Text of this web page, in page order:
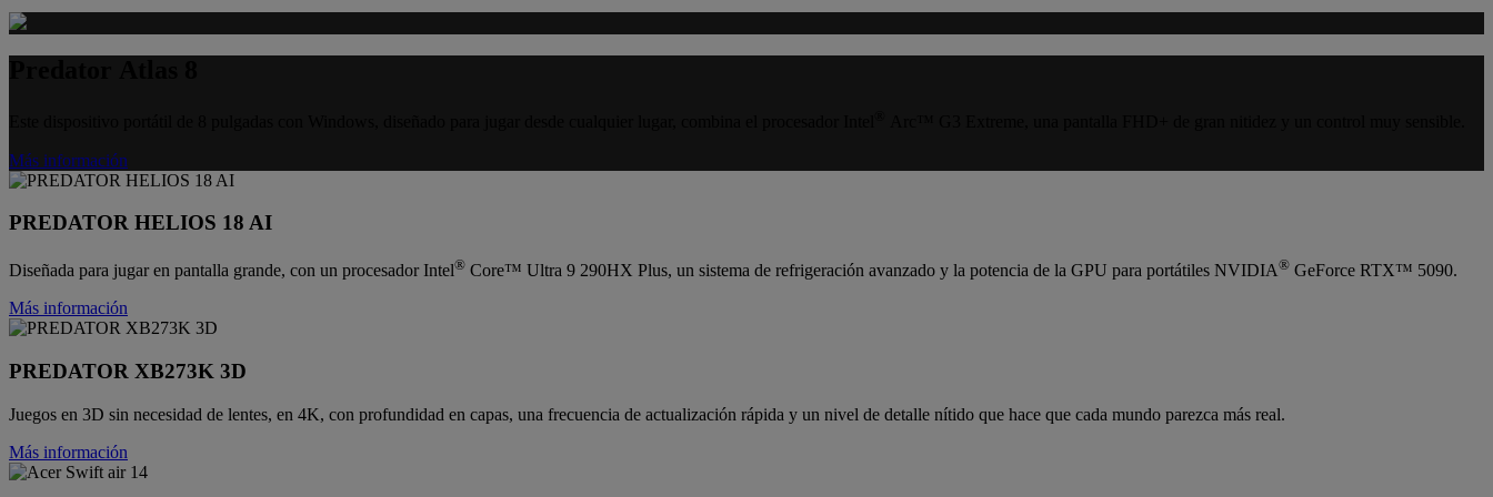
Más información
PREDATOR HELIOS 18 AI
Diseñada para jugar en pantalla grande, con un procesador Intel® Core™ Ultra 9 290HX Plus, un sistema de refrigeración avanzado y la potencia de la GPU para portátiles NVIDIA® GeForce RTX™ 5090.
Más información
PREDATOR XB273K 3D
Juegos en 3D sin necesidad de lentes, en 4K, con profundidad en capas, una frecuencia de actualización rápida y un nivel de detalle nítido que hace que cada mundo parezca más real.
Más información